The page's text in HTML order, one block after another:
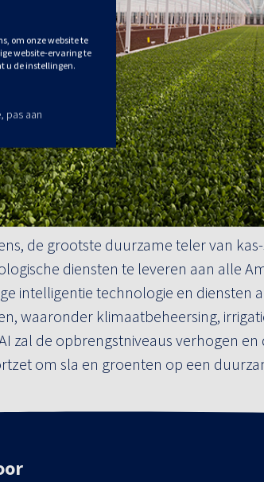
de grootste duurzame teler van
diensten te leveren aan alle
intelligentie technologie en diensten
waaronder klimaatbeheersing,
zal de opbrengstniveaus verhogen
om sla en groenten op een
om onze website te
website-ervaring te
u de instellingen.
pas aan